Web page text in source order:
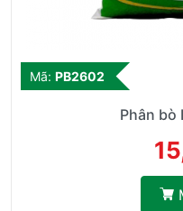
Mã: PB2602
Phân bò